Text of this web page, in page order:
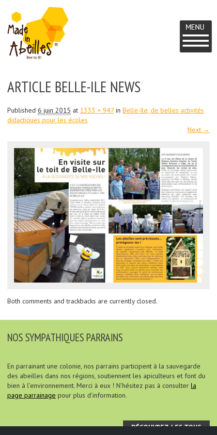
ABEILLES
PROJET
TO
B
ARTICLE BELLE-ILE NEWS
Published 6 juin 2015 at 1333 × 947 in Belle-île, de belles activités
didactiques pour les écoles
Next →
Both comments and trackbacks are currently closed.
NOS SYMPATHIQUES PARRAINS
En parrainant une colonie, nos parrains participent à la sauvegarde
des abeilles dans nos régions, soutiennent les apiculteurs et font du
bien à l’environnement. Merci à eux ! N'hésitez pas à consulter la
page parrainage pour plus d'information.
DÉCOUVREZ-LES TOUS